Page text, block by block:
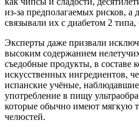
из-за предполагаемых рисков, а
связывали их с диабетом 2
Эксперты даже призвали
высоким содержанием
съедобные продукты, в составе
искусственных ингредиентов,
испанские учёные,
употребление в пищу
которые обычно имеют мягкую
челюстей.